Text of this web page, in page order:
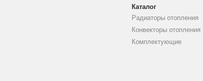
Каталог
Радиаторы отопления
Конвекторы отопления
Комплектующие